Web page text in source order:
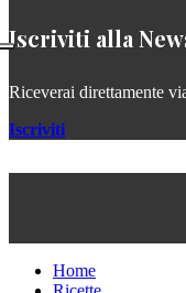
Iscriviti alla
Riceverai direttamente
Iscriviti
Home